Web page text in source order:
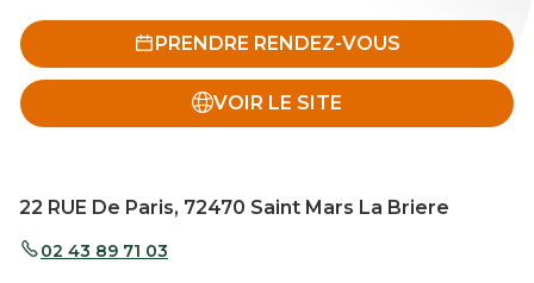
PRENDRE RENDEZ-VOUS
VOIR LE SITE
22 RUE De Paris, 72470 Saint Mars La Briere
02 43 89 71 03